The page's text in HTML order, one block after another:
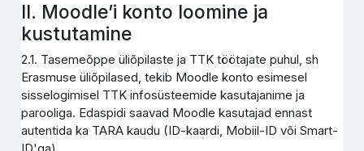
II. Moodle’i konto loomine ja
kustutamine
2.1. Tasemeõppe üliõpilaste ja TTK töötajate puhul, sh
Erasmuse üliõpilased, tekib Moodle konto esimesel
sisselogimisel TTK infosüsteemide kasutajanime ja
parooliga. Edaspidi saavad Moodle kasutajad ennast
autentida ka TARA kaudu (ID-kaardi, Mobiil-ID või Smart-